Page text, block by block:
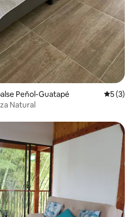
Peñol-Guatapé 5 de
5 (3)
Natural